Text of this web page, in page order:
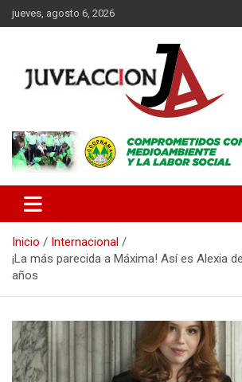
Saltar
al
jueves, agosto 6, 2026
JuveAcción
la finalidad de difundir información que
integral de nuestros lectores.
Inicio
Internacional
¡La más parecida a Máxima! Así es Alexia
años